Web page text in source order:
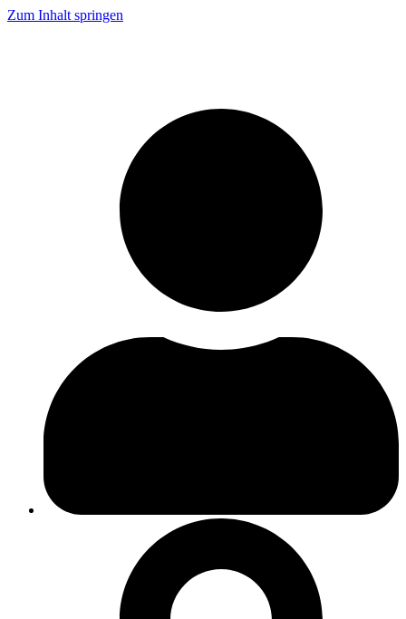
Zum Inhalt springen